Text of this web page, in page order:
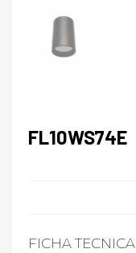
FL10WS74E
FICHA TECNICA